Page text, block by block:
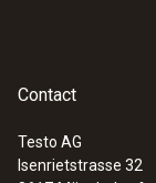
Contact
Testo AG
Isenrietstrasse 32